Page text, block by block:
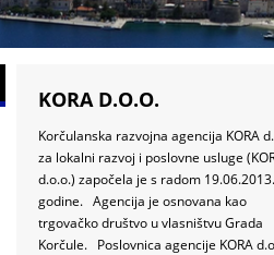
KORA D.O.O.
Korčulanska razvojna agencija KORA
za lokalni razvoj i poslovne usluge
d.o.o.) započela je s radom 19.06.2013.
godine. Agencija je osnovana kao
trgovačko društvo u vlasništvu Grada
Korčule. Poslovnica agencije KORA